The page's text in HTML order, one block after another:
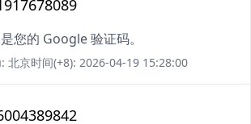
您的 Google 验证码。
京时间(+8): 2026-04-19 15:28:00